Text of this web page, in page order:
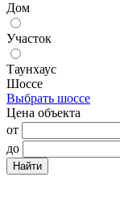
Дом
Участок
Таунхаус
Шоссе
Выбрать шоссе
Цена объекта
от
до
Найти